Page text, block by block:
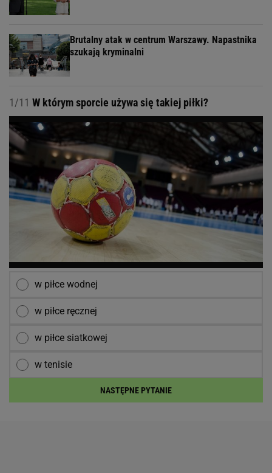
Brutalny atak w centrum Warszawy. Napastnika
szukają kryminalni
1/11 W którym sporcie używa się takiej piłki?
w piłce wodnej
w piłce ręcznej
w piłce siatkowej
w tenisie
NASTĘPNE PYTANIE